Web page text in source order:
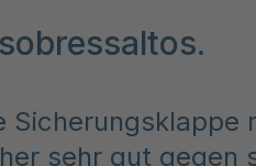
Sicherungsklappe
sehr gut gegen